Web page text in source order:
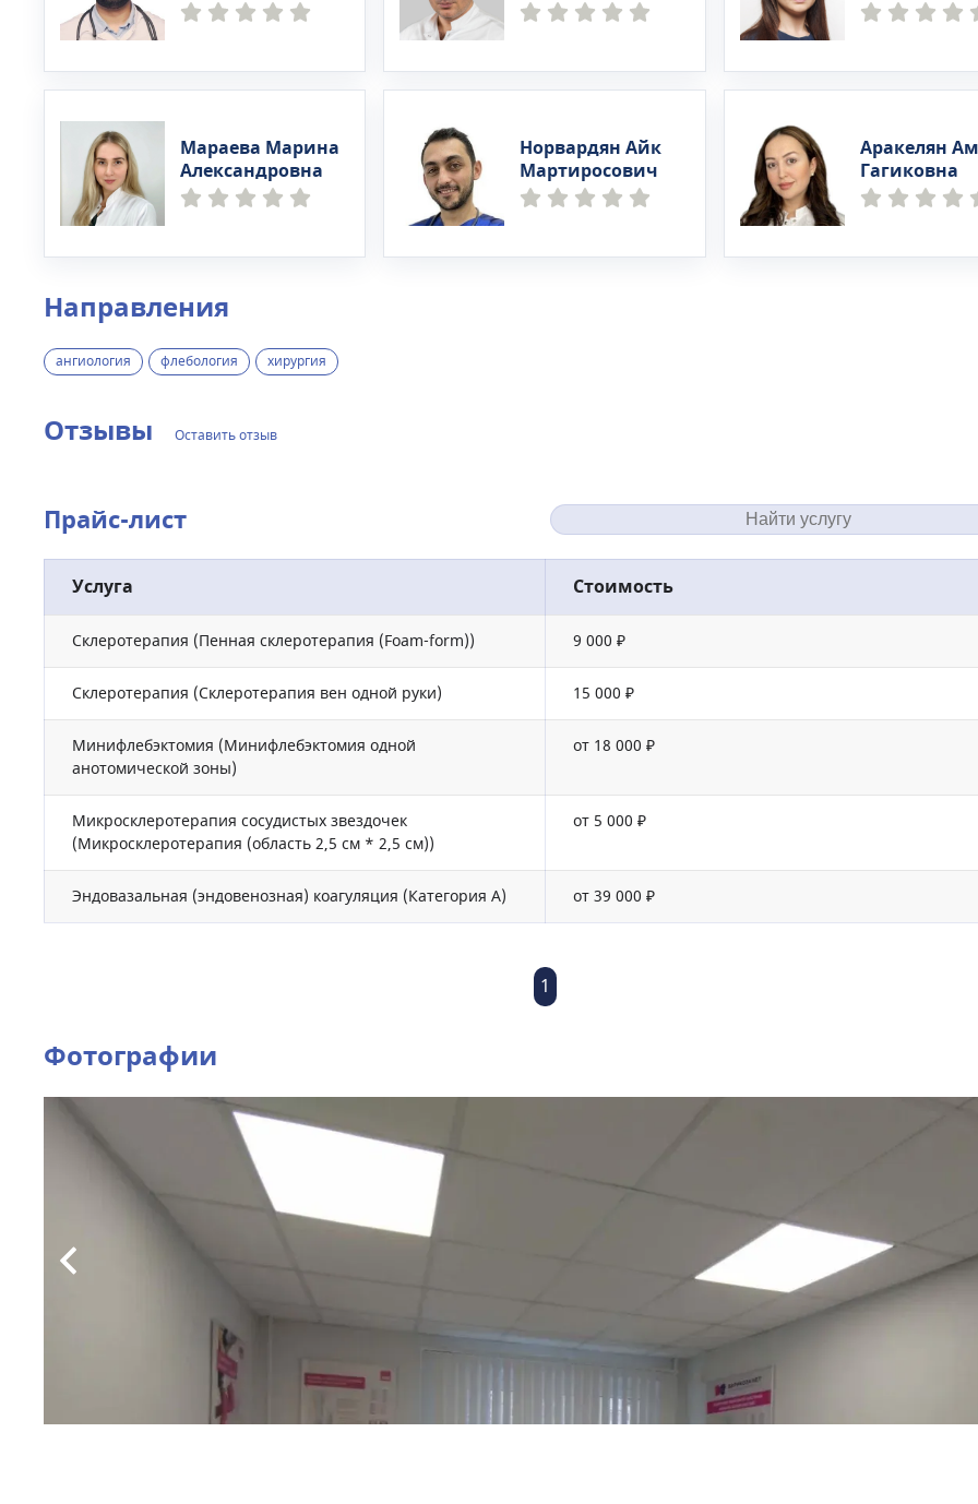
Мараева Марина
Александровна
Норвардян Айк
Мартиросович
Аракелян
Гагиковна
Направления
ангиология флебология хирургия
Отзывы Оставить отзыв
Прайс-лист
Услуга Стоимость
Склеротерапия (Пенная склеротерапия (Foam-form)) 9 000 ₽
Склеротерапия (Склеротерапия вен одной руки) 15 000 ₽
Минифлебэктомия (Минифлебэктомия одной
анотомической зоны)
от 18 000 ₽
Микросклеротерапия сосудистых звездочек
(Микросклеротерапия (область 2,5 см * 2,5 см))
от 5 000 ₽
Эндовазальная (эндовенозная) коагуляция (Категория А) от 39 000 ₽
1
Фотографии